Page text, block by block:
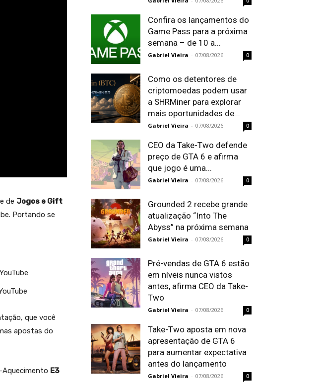
de Jogos e Gift
Portando se
que você
apostas do
Aquecimento E3
Confira os lançamentos do
Game Pass para a próxima
semana – de 10 a...
Gabriel Vieira - 07/08/2026 0
Como os detentores de
criptomoedas podem usar
a SHRMiner para explorar
mais oportunidades de...
Gabriel Vieira - 07/08/2026 0
CEO da Take-Two defende
preço de GTA 6 e afirma
que jogo é uma...
Gabriel Vieira - 07/08/2026 0
Grounded 2 recebe grande
atualização “Into The
Abyss” na próxima semana
Gabriel Vieira - 07/08/2026 0
Pré-vendas de GTA 6 estão
em níveis nunca vistos
antes, afirma CEO da Take-
Two
Gabriel Vieira - 07/08/2026 0
Take-Two aposta em nova
apresentação de GTA 6
para aumentar expectativa
antes do lançamento
Gabriel Vieira - 07/08/2026 0